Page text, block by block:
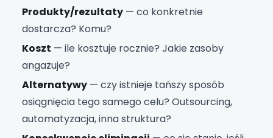
Produkty/rezultaty — co konkretnie
dostarcza? Komu?
Koszt — ile kosztuje rocznie? Jakie zasoby
angażuje?
Alternatywy — czy istnieje tańszy sposób
osiągnięcia tego samego celu? Outsourcing,
automatyzacja, inna struktura?